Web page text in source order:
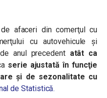
afaceri din comerţul cu
cu autovehicule şi
anul precedentatât ca
serie ajustată în funcţie
şi de sezonalitate cu
de Statistică.